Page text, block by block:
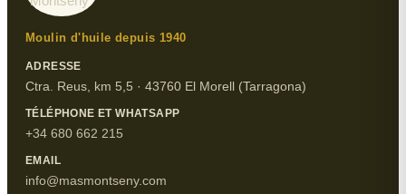
Moulin d'huile depuis 1940
ADRESSE
Ctra. Reus, km 5,5 · 43760 El Morell (Tarragona)
TÉLÉPHONE ET WHATSAPP
+34 680 662 215
EMAIL
info@masmontseny.com